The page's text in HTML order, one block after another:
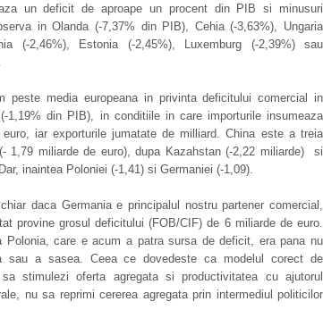
un deficit de aproape un procent din PIB si minusuri
in Olanda (-7,37% din PIB), Cehia (-3,63%), Ungaria
(-2,46%), Estonia (-2,45%), Luxemburg (-2,39%) sau
peste media europeana in privinta deficitului comercial in
1,19% din PIB), in conditiile in care importurile insumeaza
iar exporturile jumatate de milliard. China este a treia
1,79 miliarde de euro), dupa Kazahstan (-2,22 miliarde) si
inaintea Poloniei (-1,41) si Germaniei (-1,09).
daca Germania e principalul nostru partener comercial,
provine grosul deficitului (FOB/CIF) de 6 miliarde de euro.
Polonia, care e acum a patra sursa de deficit, era pana nu
sau a sasea. Ceea ce dovedeste ca modelul corect de
stimulezi oferta agregata si productivitatea cu ajutorul
nu sa reprimi cererea agregata prin intermediul politicilor